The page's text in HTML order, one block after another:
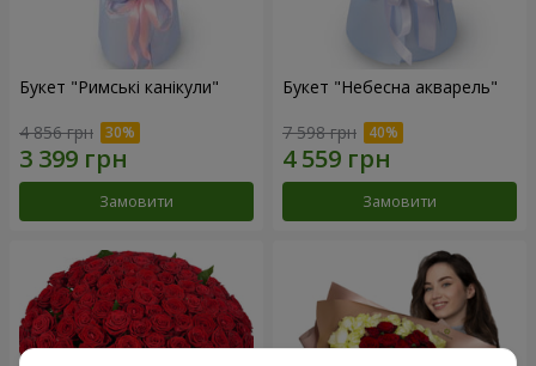
Букет "Римські канікули"
4 856 грн
Замовити
Букет "Небесна акварель"
7 598 грн
Замовити